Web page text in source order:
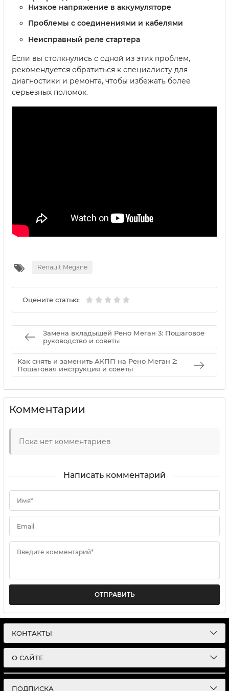
Низкое напряжение в аккумуляторе
Проблемы с соединениями и кабелями
Неисправный реле стартера
Если вы столкнулись с одной из этих проблем,
рекомендуется обратиться к специалисту для
диагностики и ремонта, чтобы избежать более
серьезных поломок.
Renault Megane
Оцените статью:
Замена вкладышей Рено Меган 3: Пошаговое
руководство и советы
Как снять и заменить АКПП на Рено Меган 2:
Пошаговая инструкция и советы
Комментарии
Пока нет комментариев
Написать комментарий
Имя*
Email
Введите комментарий*
ОТПРАВИТЬ
КОНТАКТЫ
О САЙТЕ
ПОДПИСКА